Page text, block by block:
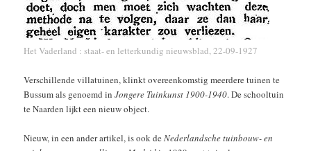
Het Vaderland : staat- en letterkundig nieuwsblad, 22-09-1927
Verschillende villatuinen, klinkt overeenkomstig meerdere tuinen te
Bussum als genoemd in Jongere Tuinkunst 1900-1940. De schooltuin
te Naarden lijkt een nieuw object.
Nieuw, in een ander artikel, is ook deNederlandsche tuinbouw- en